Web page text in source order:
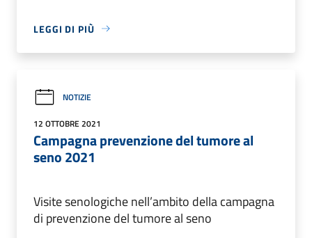
LEGGI DI PIÙ
NOTIZIE
12 OTTOBRE 2021
Campagna prevenzione del tumore al
seno 2021
Visite senologiche nell’ambito della campagna
di prevenzione del tumore al seno